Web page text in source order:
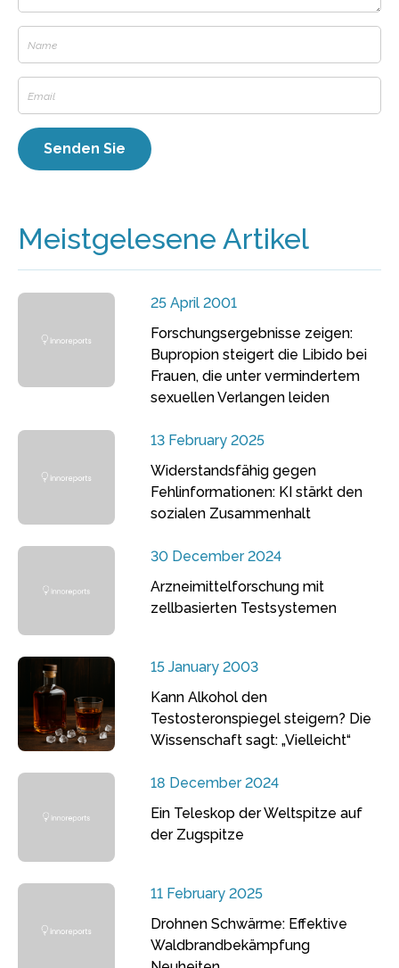
Meistgelesene Artikel
25 April 2001
Forschungsergebnisse zeigen:
Bupropion steigert die Libido bei
Frauen, die unter vermindertem
sexuellen Verlangen leiden
13 February 2025
Widerstandsfähig gegen
Fehlinformationen: KI stärkt den
sozialen Zusammenhalt
30 December 2024
Arzneimittelforschung mit
zellbasierten Testsystemen
15 January 2003
Kann Alkohol den
Testosteronspiegel steigern? Die
Wissenschaft sagt: „Vielleicht“
18 December 2024
Ein Teleskop der Weltspitze auf
der Zugspitze
11 February 2025
Drohnen Schwärme: Effektive
Waldbrandbekämpfung